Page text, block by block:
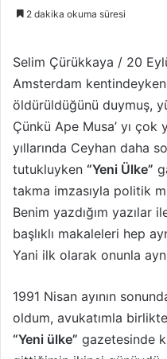
w
o
p
a
g
ö
n
d
e
2 dakika okuma süresi
Selim Çürükkaya / 20
Amsterdam kentindeyken
öldürüldüğünü duymuş,
Çünkü Ape Musa’ yı çok
yıllarında Ceyhan daha
tutukluyken “Yeni Ülke”
takma imzasıyla politik
Benim yazdığım yazılar
başlıklı makaleleri hep
Yani ilk olarak onunla
1991 Nisan ayının
oldum, avukatımla
“Yeni ülke” gazetesinde